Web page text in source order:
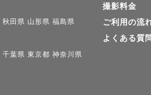
芸術一般。
秋田県 山形県 福島県
千葉県 東京都 神奈川県
撮影料金
ご利用の流
よくある質